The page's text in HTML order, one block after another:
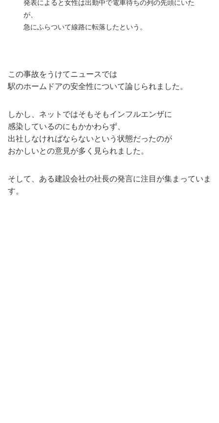
発表によると女性は出勤中で電車待ちの列の先頭にいた
が、
急にふらついて線路に転落したという。
この事故をうけてニュースでは
駅のホームドアの安全性について論じられました。
しかし、ネットではそもそもインフルエンザに
感染しているのにもかかわらず、
出社しなければならないという状態だったのが
おかしいとの意見が多く見られました。
そして、ある建設会社の社長の発言に注目が集まっていま
す。